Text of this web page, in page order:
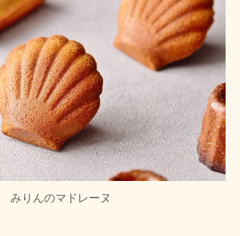
みりんのマドレーヌ